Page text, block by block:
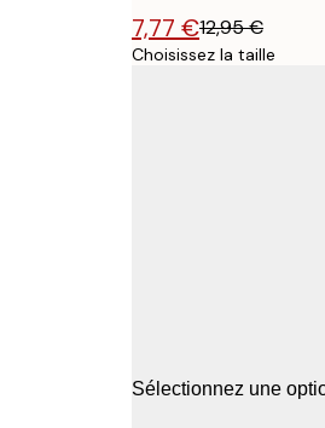
7,77 €12,95 €
Choisissez la taille
Sélectionnez une